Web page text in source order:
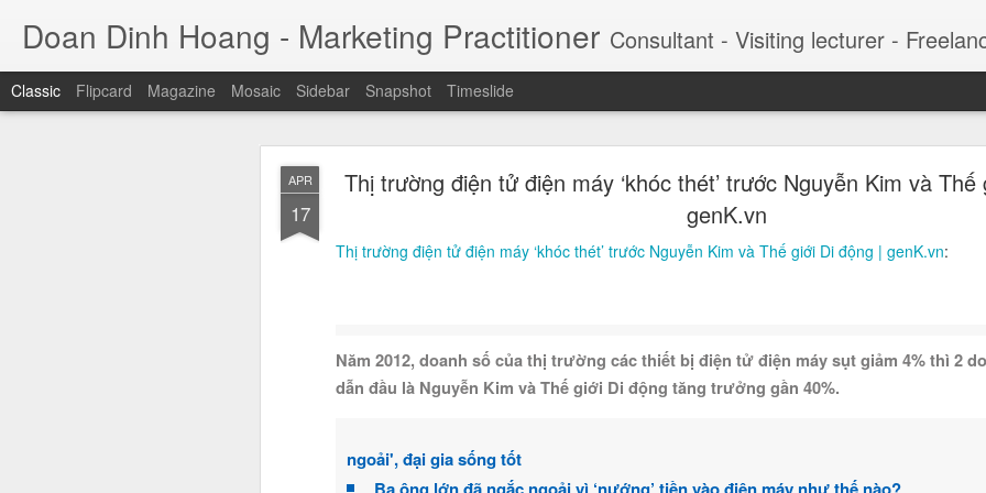
APR
17
Thị trường điện tử điện máy ‘khóc thét’ trước Nguyễn Kim và Thế
genK.vn
Thị trường điện tử điện máy ‘khóc thét’ trước Nguyễn Kim và Thế giới Di động | genK.vn:
Năm 2012, doanh số của thị trường các thiết bị điện tử điện máy sụt giảm 4% thì 2
dẫn đầu là Nguyễn Kim và Thế giới Di động tăng trưởng gần 40%.
ngoải', đại gia sống tốt
Doan Dinh Hoang - Marketing Practitioner Consultant - Visiting lecturer - Freelancer This is the content composed, collected and filtered to provide a critical view to CEO and managers. My DDH Talk weekly series
Classic Flipcard Magazine Mosaic Sidebar Snapshot Timeslide
Cuộc sống sang chảnh của hot boy lừa 57 tỷ đồng (Marketing
ảnh sang chảnh luôn gắn với hàng hiệu, du thuyền, du
Jason Nguyễn (tên thật là Nguyễn Khánh Nguyên) vừa bị Công an TP HCM bắt tạm giam để
đồng. Trước khi bị bắt, Jason Nguyễn được mệnh danh là 'CEO triệu USD' khi xây dựng